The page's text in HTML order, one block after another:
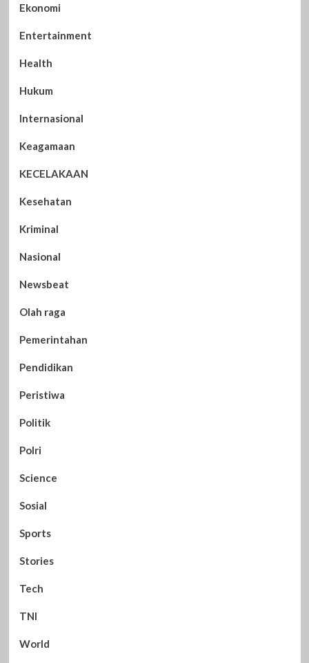
Ekonomi
Entertainment
Health
Hukum
Internasional
Keagamaan
KECELAKAAN
Kesehatan
Kriminal
Nasional
Newsbeat
Olah raga
Pemerintahan
Pendidikan
Peristiwa
Politik
Polri
Science
Sosial
Sports
Stories
Tech
TNI
World